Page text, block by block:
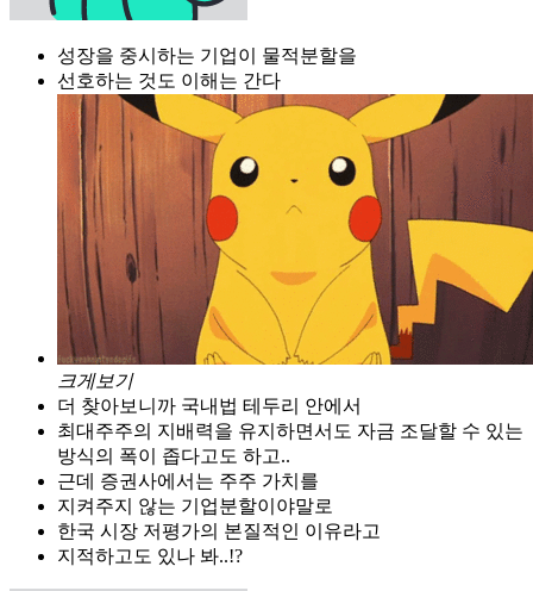
성장을 중시하는 기업이 물적분할을
선호하는 것도 이해는 간다
크게보기
더 찾아보니까 국내법 테두리 안에서
최대주주의 지배력을 유지하면서도 자금 조달할 수 있는
방식의 폭이 좁다고도 하고..
근데 증권사에서는 주주 가치를
지켜주지 않는 기업분할이야말로
한국 시장 저평가의 본질적인 이유라고
지적하고도 있나 봐..!?